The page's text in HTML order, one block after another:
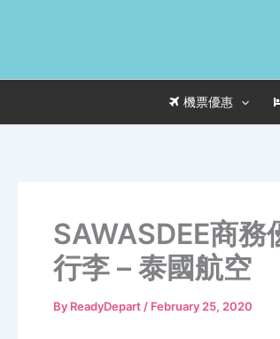
機票優惠
SAWASDEE商
行李 – 泰國航空
By ReadyDepart / February 25, 2020